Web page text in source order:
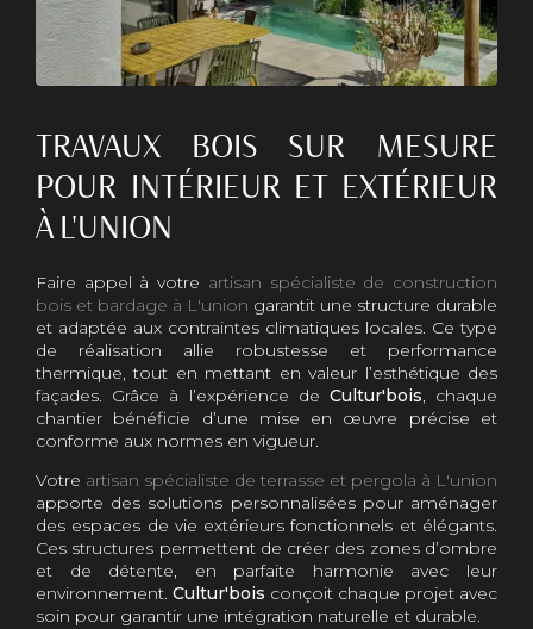
TRAVAUX BOIS SUR MESURE
POUR INTÉRIEUR ET EXTÉRIEUR
À L'UNION
Faire appel à votre artisan spécialiste de construction
bois et bardage à L'union garantit une structure durable
et adaptée aux contraintes climatiques locales. Ce type
de réalisation allie robustesse et performance
thermique, tout en mettant en valeur l’esthétique des
façades. Grâce à l’expérience de Cultur'bois, chaque
chantier bénéficie d’une mise en œuvre précise et
conforme aux normes en vigueur.
Votre artisan spécialiste de terrasse et pergola à L'union
apporte des solutions personnalisées pour aménager
des espaces de vie extérieurs fonctionnels et élégants.
Ces structures permettent de créer des zones d’ombre
et de détente, en parfaite harmonie avec leur
environnement. Cultur'bois conçoit chaque projet avec
soin pour garantir une intégration naturelle et durable.